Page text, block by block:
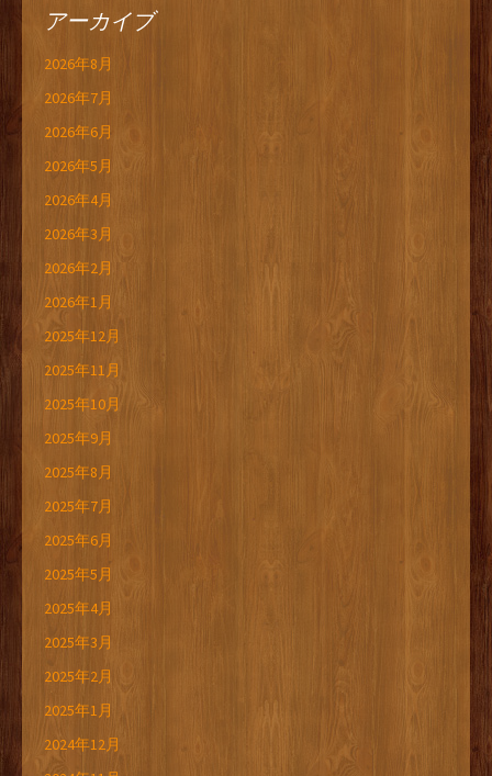
アーカイブ
2026年8月
2026年7月
2026年6月
2026年5月
2026年4月
2026年3月
2026年2月
2026年1月
2025年12月
2025年11月
2025年10月
2025年9月
2025年8月
2025年7月
2025年6月
2025年5月
2025年4月
2025年3月
2025年2月
2025年1月
2024年12月